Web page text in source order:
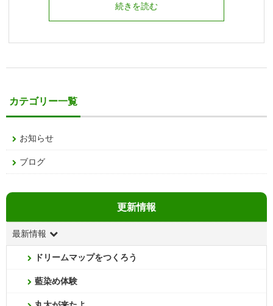
続きを読む
カテゴリー一覧
お知らせ
ブログ
更新情報
最新情報
ドリームマップをつくろう
藍染め体験